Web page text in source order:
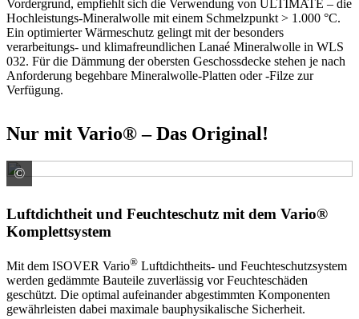
Vordergrund, empfiehlt sich die Verwendung von ULTIMATE – die
Hochleistungs-Mineralwolle mit einem Schmelzpunkt > 1.000 °C.
Ein optimierter Wärmeschutz gelingt mit der besonders
verarbeitungs- und klimafreundlichen Lanaé Mineralwolle in WLS
032. Für die Dämmung der obersten Geschossdecke stehen je nach
Anforderung begehbare Mineralwolle-Platten oder -Filze zur
Verfügung.
Nur mit Vario® – Das Original!
© SAINT-GOBAIN ISOVER G+H AG
Luftdichtheit und Feuchteschutz mit dem Vario®
Komplettsystem
Mit dem ISOVER Vario® Luftdichtheits- und Feuchteschutzsystem
werden gedämmte Bauteile zuverlässig vor Feuchteschäden
geschützt. Die optimal aufeinander abgestimmten Komponenten
gewährleisten dabei maximale bauphysikalische Sicherheit.